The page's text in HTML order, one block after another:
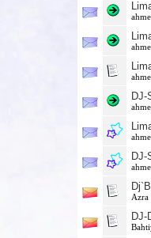
DJ-
DJ-
Azra
DJ-